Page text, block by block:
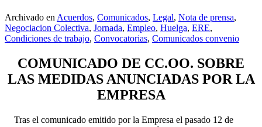
Archivado enAcuerdos, Comunicados, Legal, Nota de prensa,
Negociacion Colectiva, Jornada, Empleo, Huelga, ERE,
Condiciones de trabajo, Convocatorias, Comunicados convenio
COMUNICADO DE CC.OO. SOBRE
LAS MEDIDAS ANUNCIADAS POR LA
EMPRESA
Tras el comunicado emitido por la Empresa el pasado 12 de